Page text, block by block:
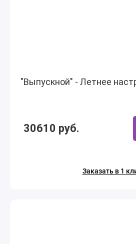
"Выпускной" - Летнее
30610 руб.
Заказать в 1